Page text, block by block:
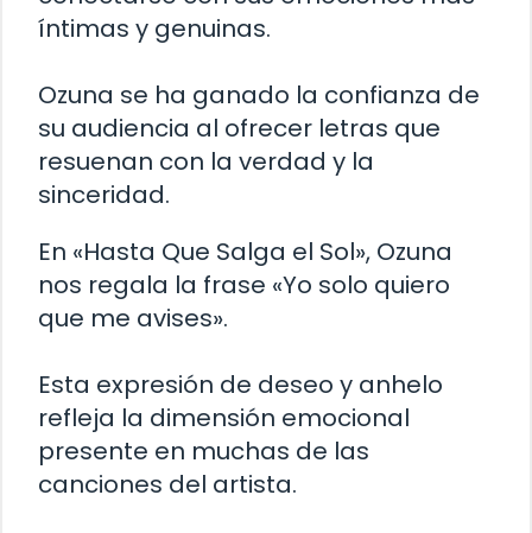
íntimas y genuinas.
Ozuna se ha ganado la confianza de
su audiencia al ofrecer letras que
resuenan con la verdad y la
sinceridad.
En «Hasta Que Salga el Sol», Ozuna
nos regala la frase «Yo solo quiero
que me avises».
Esta expresión de deseo y anhelo
refleja la dimensión emocional
presente en muchas de las
canciones del artista.